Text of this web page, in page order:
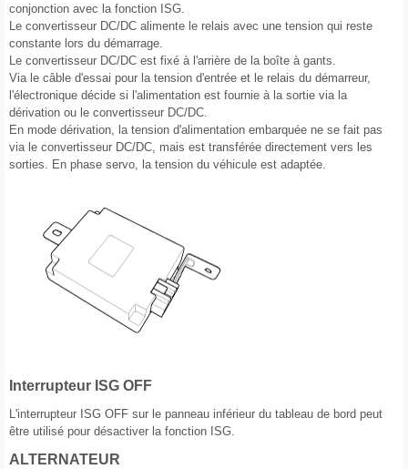
conjonction avec la fonction ISG.
Le convertisseur DC/DC alimente le relais avec une tension qui reste
constante lors du démarrage.
Le convertisseur DC/DC est fixé à l'arrière de la boîte à gants.
Via le câble d'essai pour la tension d'entrée et le relais du démarreur,
l'électronique décide si l'alimentation est fournie à la sortie via la
dérivation ou le convertisseur DC/DC.
En mode dérivation, la tension d'alimentation embarquée ne se fait pas
via le convertisseur DC/DC, mais est transférée directement vers les
sorties. En phase servo, la tension du véhicule est adaptée.
Interrupteur ISG OFF
L'interrupteur ISG OFF sur le panneau inférieur du tableau de bord peut
être utilisé pour désactiver la fonction ISG.
ALTERNATEUR